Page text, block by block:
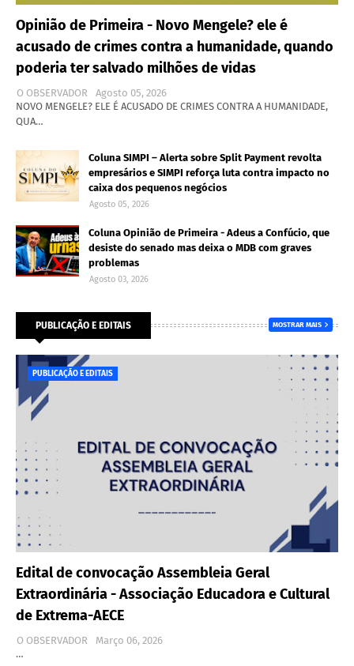
Opinião de Primeira - Novo Mengele? ele é
acusado de crimes contra a humanidade, quando
poderia ter salvado milhões de vidas
O OBSERVADOR
Agosto 05, 2026
NOVO MENGELE? ELE É ACUSADO DE CRIMES CONTRA A HUMANIDADE,
QUA…
Coluna SIMPI – Alerta sobre Split Payment revolta
empresários e SIMPI reforça luta contra impacto no
caixa dos pequenos negócios
Agosto 05, 2026
Coluna Opinião de Primeira - Adeus a Confúcio, que
desiste do senado mas deixa o MDB com graves
problemas
Agosto 03, 2026
PUBLICAÇÃO E EDITAIS MOSTRAR MAIS
PUBLICAÇÃO E EDITAIS
Edital de convocação Assembleia Geral
Extraordinária - Associação Educadora e Cultural
de Extrema-AECE
O OBSERVADOR
Março 06, 2026
…